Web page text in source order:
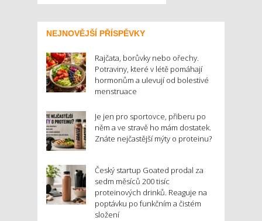
NEJNOVĚJŠÍ PŘÍSPĚVKY
Rajčata, borůvky nebo ořechy.
Potraviny, které v létě pomáhají
hormonům a ulevují od bolestivé
menstruace
Je jen pro sportovce, přiberu po
něm a ve stravě ho mám dostatek.
Znáte nejčastější mýty o proteinu?
Český startup Goated prodal za
sedm měsíců 200 tisíc
proteinových drinků. Reaguje na
poptávku po funkčním a čistém
složení